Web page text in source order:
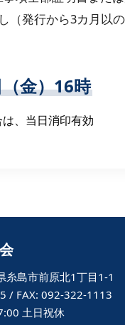
（発行から3カ月
金）16時
、当日消印有効
糸島市前原北1丁目1-1
/ FAX: 092-322-1113
土日祝休